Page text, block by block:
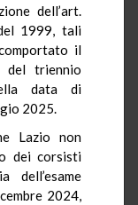
dell’art.
1999, tali
il
del triennio
data di
2025.
Lazio non
dei corsisti
dell’esame
2024,